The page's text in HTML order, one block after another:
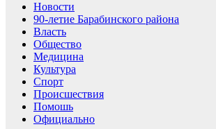
Новости
90-летие Барабинского района
Власть
Общество
Медицина
Культура
Спорт
Происшествия
Помошь
Официально